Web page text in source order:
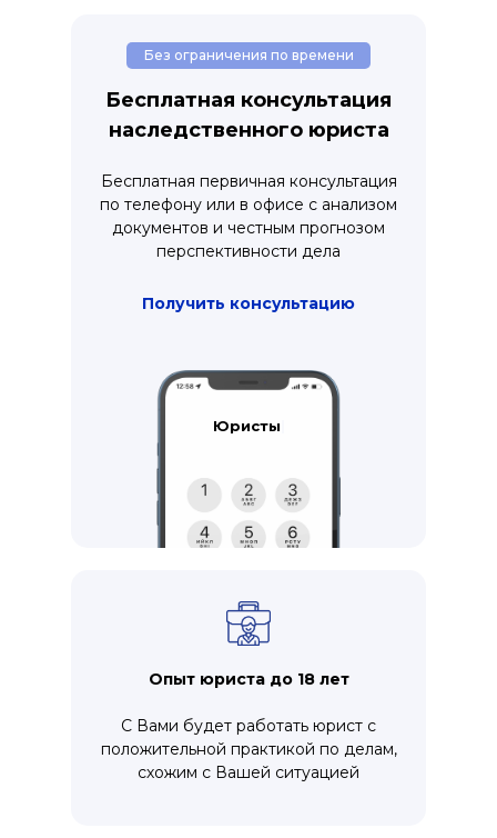
С Вами будет работать юрист с
положительной практикой по делам,
схожим с Вашей ситуацией
Опыт юриста до 18 лет
Бесплатная консультация
наследственного юриста
Бесплатная первичная консультация
по телефону или в офисе с анализом
документов и честным прогнозом
перспективности дела
Получить консультацию
Без ограничения по времени
Адвокаты